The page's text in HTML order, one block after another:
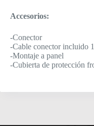
Accesorios:
-Conector
-Cable conector incluido
-Montaje a panel
-Cubierta de protección